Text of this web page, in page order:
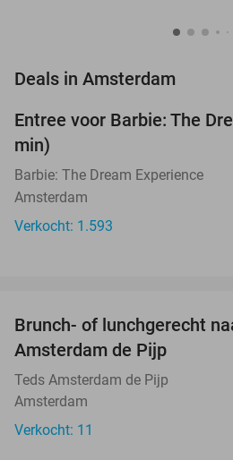
Deals in Amsterdam
Entree voor Barbie: The
min)
Barbie: The Dream Experience
Amsterdam
Verkocht: 1.593
TODAY
Brunch- of lunchgerecht
Amsterdam de Pijp
Teds Amsterdam de Pijp
Amsterdam
Verkocht: 11